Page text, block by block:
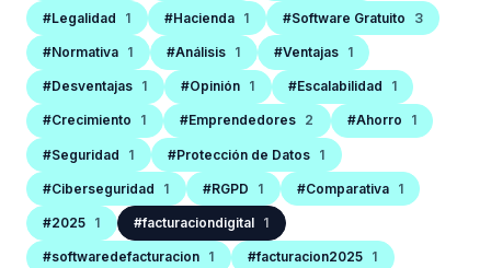
#Legalidad 1 #Hacienda 1 #Software Gratuito 3
#Normativa 1 #Análisis 1 #Ventajas 1
#Desventajas 1 #Opinión 1 #Escalabilidad 1
#Crecimiento 1 #Emprendedores 2 #Ahorro 1
#Seguridad 1 #Protección de Datos 1
#Ciberseguridad 1 #RGPD 1 #Comparativa 1
#2025 1 #facturaciondigital 1
#softwaredefacturacion 1 #facturacion2025 1
SOFTWARE DE FACTURACIÓN